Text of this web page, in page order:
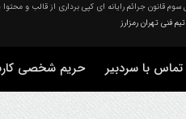
تیم فنی تهران رمزارز
تماس با سردبیر حریم شخصی